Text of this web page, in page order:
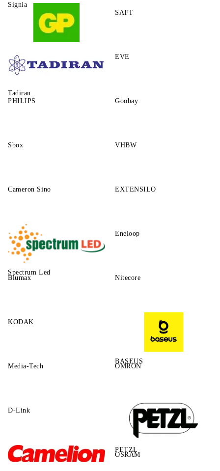
Signia
SAFT
Tadiran
EVE
PHILIPS Goobay
Sbox VHBW
Cameron Sino EXTENSILO
Spectrum Led
Eneloop
Blumax Nitecore
KODAK
BASEUS
Media-Tech OMRON
D-Link
PETZL
OSRAM